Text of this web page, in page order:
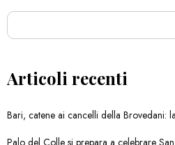
Articoli recenti
Bari, catene ai cancelli della Brovedani: